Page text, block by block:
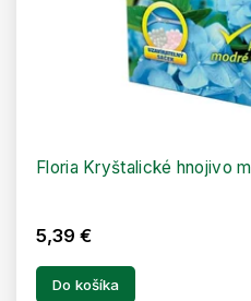
Floria Kryštalické hnojivo
5,39 €
Do košíka